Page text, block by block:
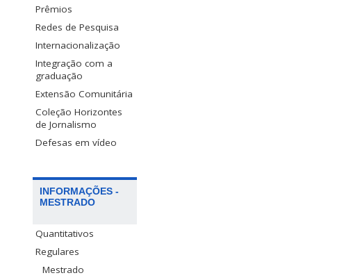
Prêmios
Redes de Pesquisa
Internacionalização
Integração com a
graduação
Extensão Comunitária
Coleção Horizontes
de Jornalismo
Defesas em vídeo
INFORMAÇÕES -
MESTRADO
Quantitativos
Regulares
Mestrado